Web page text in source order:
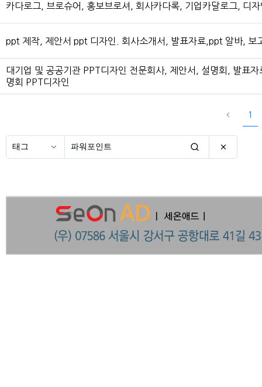
카다로그, 브로슈어, 홍보브로셔, 회사카다록, 기업카달로그, 디
ppt 제작, 제안서 ppt 디자인. 회사소개서, 발표자료,ppt 알바, 보
대기업 및 공공기관 PPT디자인 전문회사, 제안서, 설명회, 발표
명회 PPT디자인
1